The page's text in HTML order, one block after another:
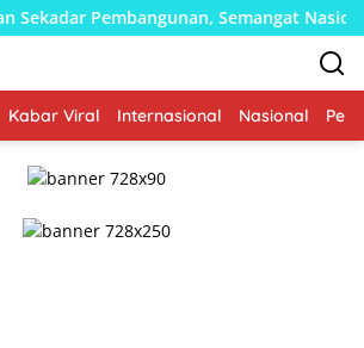
Semangat Nasionalisme
Kabar Viral Internasional Nasional